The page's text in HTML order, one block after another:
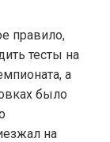
правило,
тесты на
а
было
на